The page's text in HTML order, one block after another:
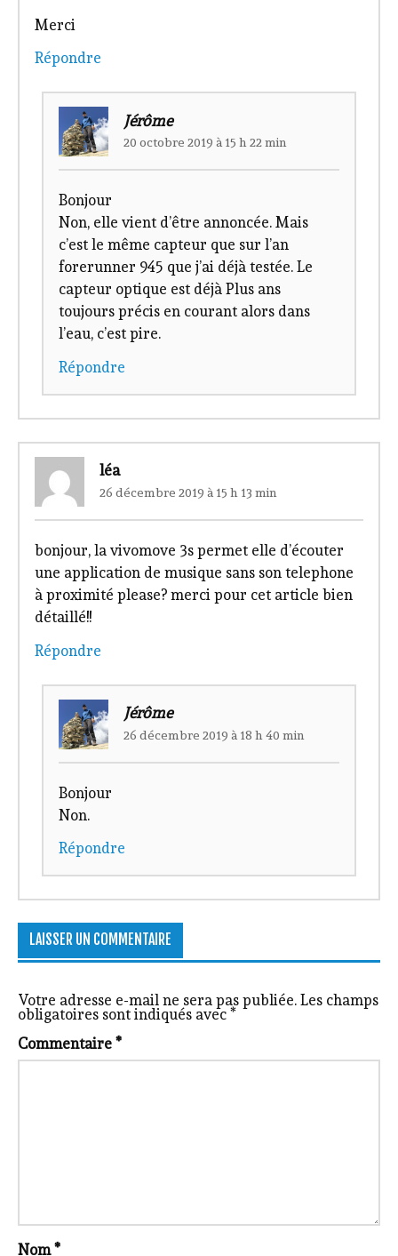
Merci
Répondre
Jérôme
20 octobre 2019 à 15 h 22 min
Bonjour
Non, elle vient d’être annoncée. Mais
c’est le même capteur que sur l’an
forerunner 945 que j’ai déjà testée. Le
capteur optique est déjà Plus ans
toujours précis en courant alors dans
l’eau, c’est pire.
Répondre
léa
26 décembre 2019 à 15 h 13 min
bonjour, la vivomove 3s permet elle d’écouter
une application de musique sans son telephone
à proximité please? merci pour cet article bien
détaillé!!
Répondre
Jérôme
26 décembre 2019 à 18 h 40 min
Bonjour
Non.
Répondre
LAISSER UN COMMENTAIRE
Votre adresse e-mail ne sera pas publiée. Les champs
obligatoires sont indiqués avec*
Commentaire*
Nom*